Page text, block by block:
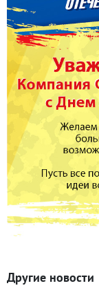
Другие новости